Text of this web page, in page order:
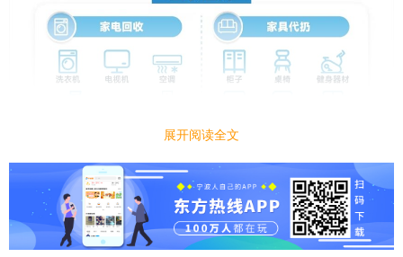
展开阅读全文